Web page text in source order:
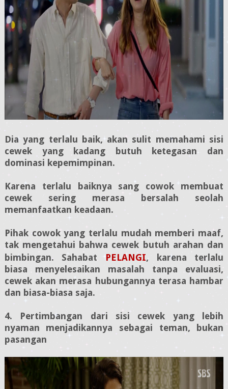
Dia yang terlalu baik, akan sulit memahami sisi
cewek yang kadang butuh ketegasan dan
dominasi kepemimpinan.
Karena terlalu baiknya sang cowok membuat
cewek sering merasa bersalah seolah
memanfaatkan keadaan.
Pihak cowok yang terlalu mudah memberi maaf,
tak mengetahui bahwa cewek butuh arahan dan
bimbingan. SahabatPELANGI, karena terlalu
biasa menyelesaikan masalah tanpa evaluasi,
cewek akan merasa hubungannya terasa hambar
dan biasa-biasa saja.
4. Pertimbangan dari sisi cewek yang lebih
nyaman menjadikannya sebagai teman, bukan
pasangan